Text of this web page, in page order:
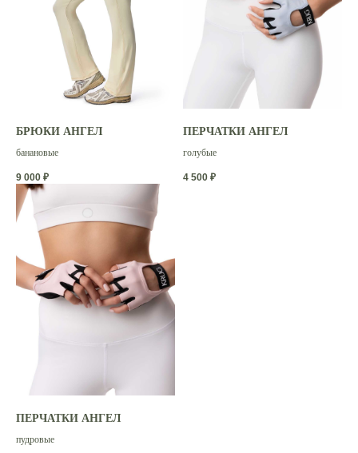
БРЮКИ АНГЕЛ
банановые
9 000 ₽
ПЕРЧАТКИ АНГЕЛ
голубые
4 500 ₽
ПЕРЧАТКИ АНГЕЛ
пудровые
Доставка и оплата
Таблица размеров
Возврат товара
Покупателям
Политика конфиденциальности
Информация
Контакты